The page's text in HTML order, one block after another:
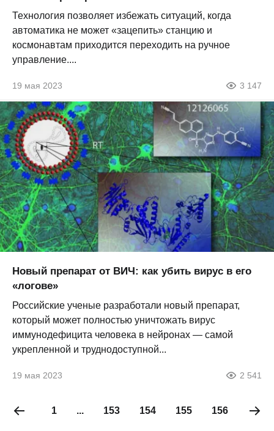
Технология позволяет избежать ситуаций, когда
автоматика не может «зацепить» станцию и
космонавтам приходится переходить на ручное
управление....
19 мая 2023 3 147
Новый препарат от ВИЧ: как убить вирус в его
«логове»
Российские ученые разработали новый препарат,
который может полностью уничтожать вирус
иммунодефицита человека в нейронах — самой
укрепленной и труднодоступной...
19 мая 2023 2 541
1 ... 153 154 155 156 157